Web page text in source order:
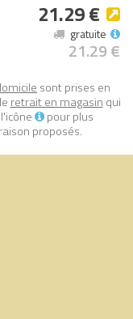
21.29 €
21.29 €
gratuite
sont prises en
retrait en magasin qui
pour plus
proposés.